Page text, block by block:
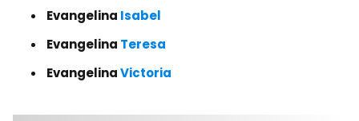
Evangelina Isabel
Evangelina Teresa
EvangelinaVictoria